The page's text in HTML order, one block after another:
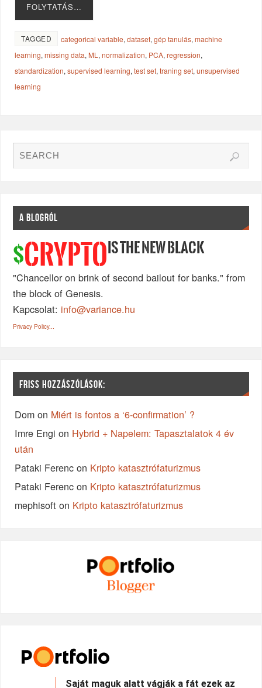
FOLYTATÁS…
TAGGED categorical variable,dataset,gép tanulás,machine
learning,missing data, ML ,normalization, PCA,regression,
standardization,supervised learning,test set,traning set,unsupervised
learning
A BLOGRÓL
$CRYPTO IS THE NEW BLACK
"Chancellor on brink of second bailout for banks." from
the block of Genesis.
Kapcsolat: info@variance.hu
Privacy Policy...
FRISS HOZZÁSZÓLÁSOK:
Dom on Miért is fontos a ‘6-confirmation’ ?
Imre Engi on Hybrid + Napelem: Tapasztalatok 4 év
után
Pataki Ferenc on Kripto katasztrófaturizmus
Pataki Ferenc on Kripto katasztrófaturizmus
mephisoft on Kripto katasztrófaturizmus
Saját maguk alatt vágják a fát ezek az